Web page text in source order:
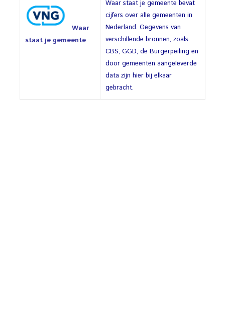
Waar
staat je gemeente
Waar staat je gemeente bevat
cijfers over alle gemeenten in
Nederland. Gegevens van
verschillende bronnen, zoals
CBS, GGD, de Burgerpeiling en
door gemeenten aangeleverde
data zijn hier bij elkaar
gebracht.